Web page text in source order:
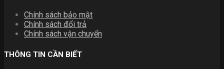
Chính sách bảo mật
Chính sách đổi trả
Chính sách vận chuyển
THÔNG TIN CẦN BIẾT